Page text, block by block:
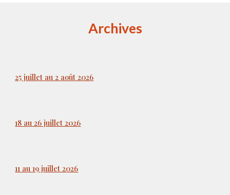
Archives
25 juillet au 2 août 2026
18 au 26 juillet 2026
11 au 19 juillet 2026